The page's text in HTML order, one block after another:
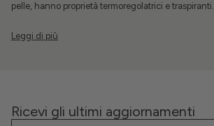
pelle, hanno proprietà termoregolatrici e traspiranti.
Ricevi gli ultimi aggiornamenti